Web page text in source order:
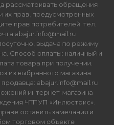
рассматривать обращения
их прав, предусмотренных
прав потребителей: тел.
abajur.info@mail.ru
выдача по режиму
Способ оплаты: наличный и
товара при получении.
из выбранного магазина
abajur.info@mail.ru
интернет-магазина
ЧТПУП «Инлюстрис».
оставить замечания и
торговом объекте